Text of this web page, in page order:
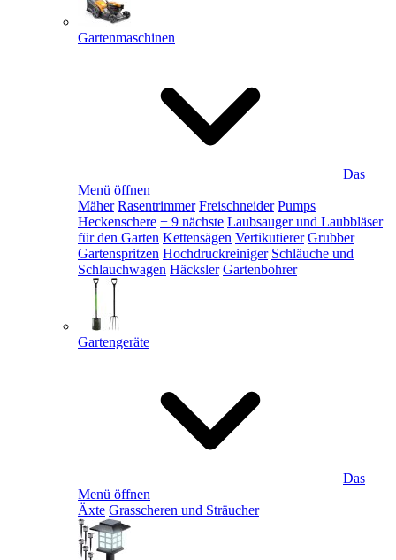
Gartenmaschinen
Das
Menü öffnen
Mäher Rasentrimmer Freischneider Pumps
Heckenschere + 9 nächste Laubsauger und Laubbläser
für den Garten Kettensägen Vertikutierer Grubber
Gartenspritzen Hochdruckreiniger Schläuche und
Schlauchwagen Häcksler Gartenbohrer
Gartengeräte
Das
Menü öffnen
Äxte Grasscheren und Sträucher